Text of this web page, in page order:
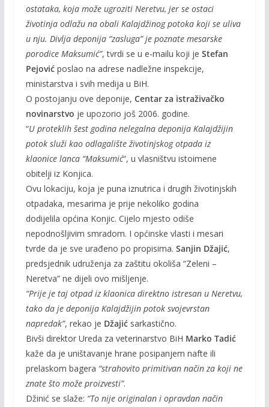
ostataka, koja može ugroziti Neretvu, jer se ostaci
životinja odlažu na obali Kalajdžinog potoka koji se uliva
u nju. Divlja deponija “zasluga” je poznate mesarske
porodice Maksumić”, tvrdi se u e-mailu koji je Stefan
Pejovićposlao na adrese nadležne inspekcije,
ministarstva i svih medija u BiH.
O postojanju ove deponije, Centar za istraživačko
novinarstvo je upozorio još 2006. godine.
“U proteklih šest godina nelegalna deponija Kalajdžijin
potok služi kao odlagalište životinjskog otpada iz
klaonice lanca “Maksumić“, u vlasništvu istoimene
obitelji iz Konjica.
Ovu lokaciju, koja je puna iznutrica i drugih životinjskih
otpadaka, mesarima je prije nekoliko godina
dodijelila općina Konjic. Cijelo mjesto odiše
nepodnošljivim smradom. I općinske vlasti i mesari
tvrde da je sve urađeno po propisima. Sanjin Džajić,
predsjednik udruženja za zaštitu okoliša “Zeleni –
Neretva” ne dijeli ovo mišljenje.
“Prije je taj otpad iz klaonica direktno istresan u Neretvu,
tako da je deponija Kalajdžijin potok svojevrstan
napredak”, rekao je Džajićsarkastično.
Bivši direktor Ureda za veterinarstvo BiH Marko Tadić
kaže da je uništavanje hrane posipanjem nafte ili
prelaskom bagera “strahovito primitivan način za koji ne
znate što može proizvesti”.
Džinić se slaže: “To nije originalan i opravdan način